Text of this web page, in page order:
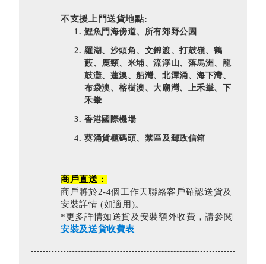
不支援上門送貨地點:
鯉魚門海傍道、所有郊野公園
羅湖、沙頭角、文錦渡、打鼓嶺、鶴
藪、鹿頸、米埔、流浮山、落馬洲、龍
鼓灘、蓮澳、船灣、北潭涌、海下灣、
布袋澳、榕樹澳、大廟灣、上禾輋、下
禾輋
香港國際機場
葵涌貨櫃碼頭、禁區及郵政信箱
商戶直送：
商戶將於2-4個工作天聯絡客戶確認送貨及
安裝詳情 (如適用)。
*更多詳情如送貨及安裝額外收費，請參閱
安裝及送貨收費表